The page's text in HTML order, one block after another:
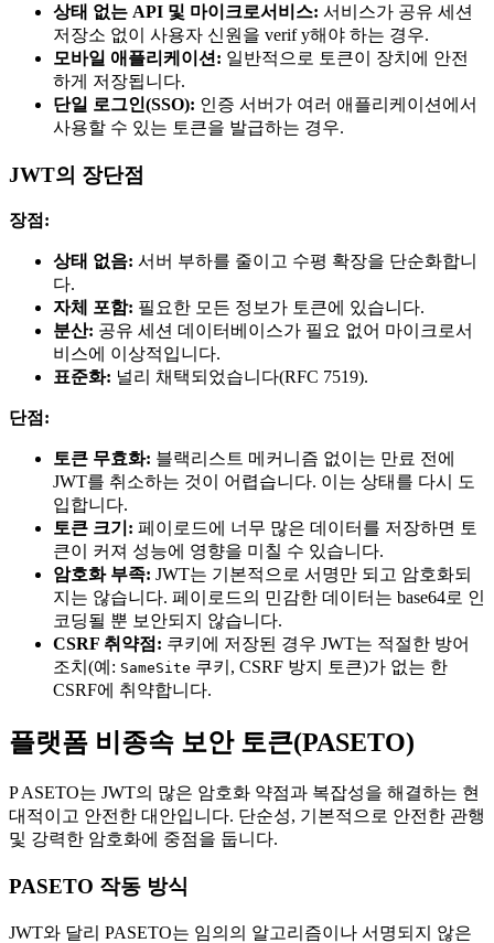
상태 없는 API 및 마이크로서비스: 서비스가 공유 세션
저장소 없이 사용자 신원을 verif y해야 하는 경우.
모바일 애플리케이션: 일반적으로 토큰이 장치에 안전
하게 저장됩니다.
단일 로그인(SSO): 인증 서버가 여러 애플리케이션에서
사용할 수 있는 토큰을 발급하는 경우.
JWT의 장단점
장점:
상태 없음: 서버 부하를 줄이고 수평 확장을 단순화합니
다.
자체 포함: 필요한 모든 정보가 토큰에 있습니다.
분산: 공유 세션 데이터베이스가 필요 없어 마이크로서
비스에 이상적입니다.
표준화: 널리 채택되었습니다(RFC 7519).
단점:
토큰 무효화: 블랙리스트 메커니즘 없이는 만료 전에
JWT를 취소하는 것이 어렵습니다. 이는 상태를 다시 도
입합니다.
토큰 크기: 페이로드에 너무 많은 데이터를 저장하면 토
큰이 커져 성능에 영향을 미칠 수 있습니다.
암호화 부족: JWT는 기본적으로 서명만 되고 암호화되
지는 않습니다. 페이로드의 민감한 데이터는 base64로 인
코딩될 뿐 보안되지 않습니다.
CSRF 취약점: 쿠키에 저장된 경우 JWT는 적절한 방어
조치(예: SameSite 쿠키, CSRF 방지 토큰)가 없는 한
CSRF에 취약합니다.
플랫폼 비종속 보안 토큰(PASETO)
P ASETO는 JWT의 많은 암호화 약점과 복잡성을 해결하는 현
대적이고 안전한 대안입니다. 단순성, 기본적으로 안전한 관행
및 강력한 암호화에 중점을 둡니다.
PASETO 작동 방식
JWT와 달리 PASETO는 임의의 알고리즘이나 서명되지 않은